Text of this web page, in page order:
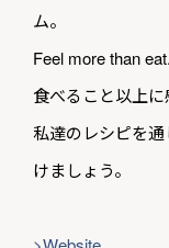
ム。
Feel more than eat.
食べること以上に
私達のレシピを
けましょう。